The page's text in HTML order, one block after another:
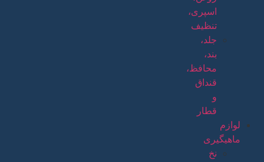
اسپری،
تنظیف
جلد،
بند،
محافظ،
قنداق
و
قطار
لوازم
ماهیگیری
نخ